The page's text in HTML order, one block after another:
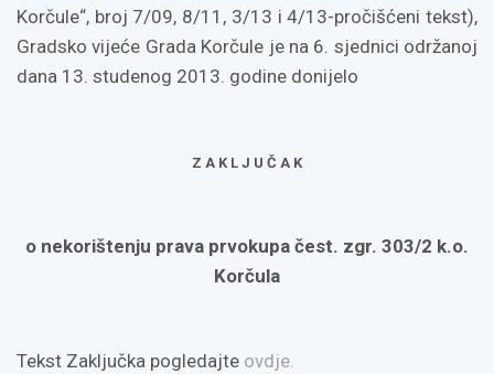
Korčule“, broj 7/09, 8/11, 3/13 i 4/13-pročišćeni tekst),
Gradsko vijeće Grada Korčule je na 6. sjednici održanoj
dana 13. studenog 2013. godine donijelo
Z A K L J U Č A K
o nekorištenju prava prvokupa čest. zgr. 303/2 k.o.
Korčula
Tekst Zaključka pogledajte ovdje.